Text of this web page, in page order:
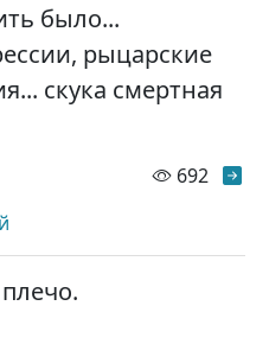
было...
рыцарские
скука смертная
692